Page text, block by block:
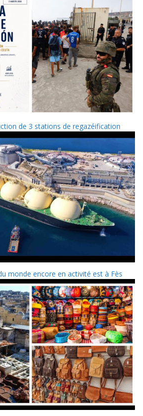
de 3 stations de regazéification
monde encore en activité est à Fès